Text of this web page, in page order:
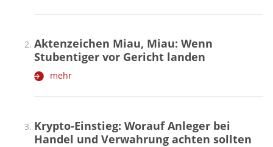
Aktenzeichen Miau, Miau: Wenn
Stubentiger vor Gericht landen
mehr
Krypto-Einstieg: Worauf Anleger bei
Handel und Verwahrung achten sollten